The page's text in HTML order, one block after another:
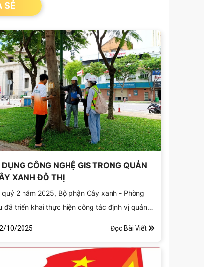
SẺ
CÔNG NGHỆ GIS TRONG QUẢN
XANH ĐÔ THỊ
quý 2 năm 2025, Bộ phận Cây xanh - Phòng
đã triển khai thực hiện công tác định vị quản
công viên đường hầm sông Sài Gòn.
10/2025 Đọc Bài Viết